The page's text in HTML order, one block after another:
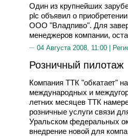
Один из крупнейших
plc объявил о
ООО "Владпиво". Для
менеджеров компании,
04 Августа 2008, 11:00 |
Розничный пилотаж
Компания ТТК "обкатает"
международных и
летних месяцев ТТК
розничные услуги связи
Уральском федеральных
внедрение новой для